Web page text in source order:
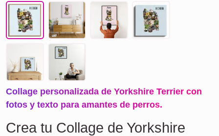
Collage personalizada de Yorkshire Terrier con
fotos y texto para amantes de perros.
Crea tu Collage de Yorkshire